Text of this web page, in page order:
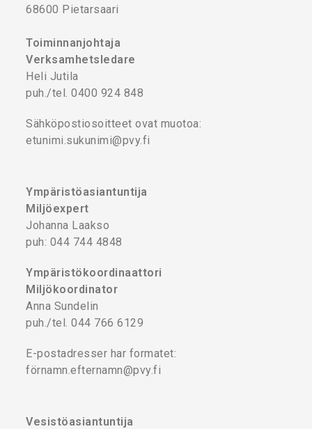
68600 Pietarsaari
Toiminnanjohtaja
Verksamhetsledare
Heli Jutila
puh./tel. 0400 924 848
Sähköpostiosoitteet ovat muotoa:
etunimi.sukunimi@pvy.fi
Ympäristöasiantuntija
Miljöexpert
Johanna Laakso
puh: 044 744 4848
Ympäristökoordinaattori
Miljökoordinator
Anna Sundelin
puh./tel. 044 766 6129
E-postadresser har formatet:
förnamn.efternamn@pvy.fi
Vesistöasiantuntija